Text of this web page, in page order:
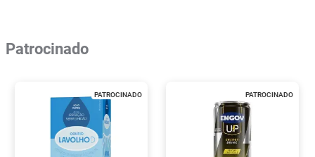
Patrocinado
PATROCINADO PATROCINADO